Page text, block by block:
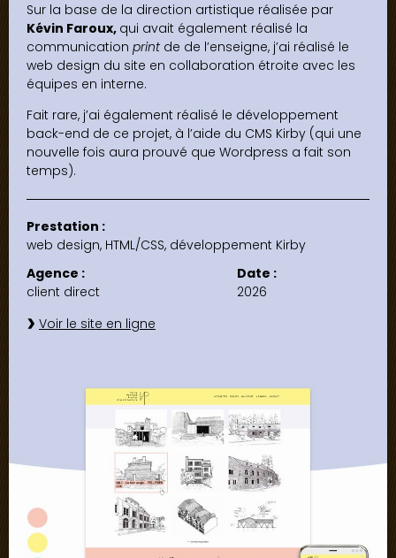
Sur la base de la direction artistique réalisée par
Kévin Faroux, qui avait également réalisé la
communication print de de l’enseigne, j’ai réalisé le
web design du site en collaboration étroite avec les
équipes en interne.
Fait rare, j’ai également réalisé le développement
back-end de ce projet, à l’aide du CMS Kirby (qui une
nouvelle fois aura prouvé que Wordpress a fait son
temps).
Prestation :
web design, HTML/CSS, développement Kirby
Agence :
client direct
Date :
2026
Voir le site en ligne